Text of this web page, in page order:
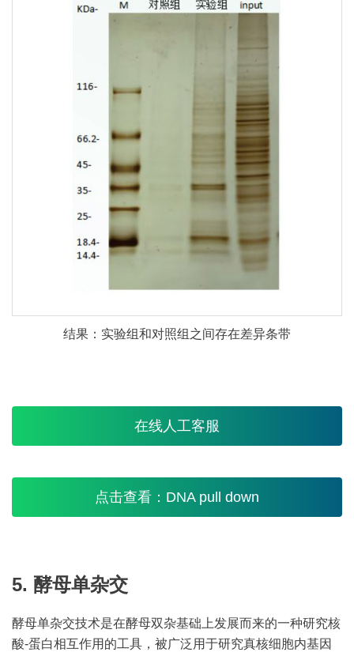
结果：实验组和对照组之间存在差异条带
在线人工客服
点击查看：DNA pull down
5. 酵母单杂交
酵母单杂交技术是在酵母双杂基础上发展而来的一种研究核
酸-蛋白相互作用的工具，被广泛用于研究真核细胞内基因